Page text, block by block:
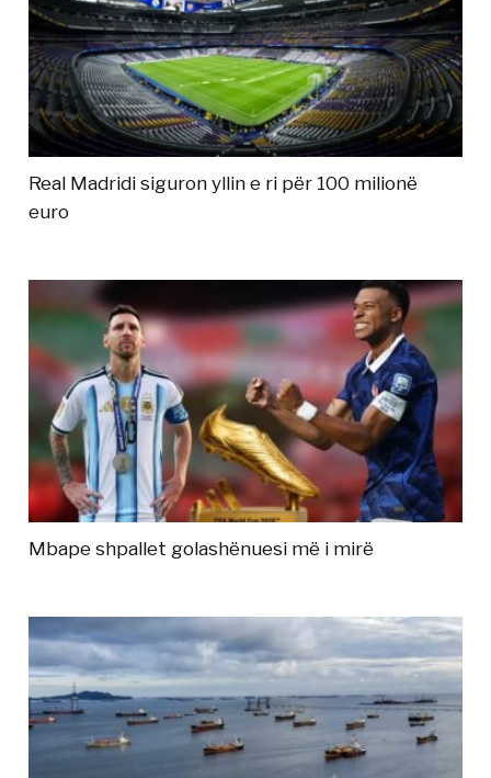
Real Madridi siguron yllin e ri për 100 milionë
euro
Mbape shpallet golashënuesi më i mirë